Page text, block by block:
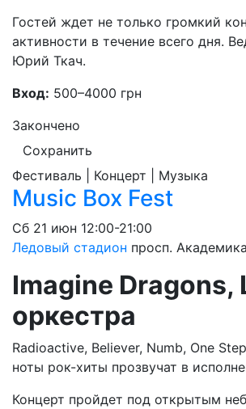
Гостей ждет не только громкий
активности в течение всего
Юрий Ткач.
Вход: 500–4000 грн
Закончено
Сохранить
Фестиваль | Концерт | Музыка
Music Box Fest
Сб 21 июн 12:00-21:00
Ледовый стадион просп.
Imagine Dragons,
оркестра
Radioactive, Believer, Numb, One
ноты рок-хиты прозвучат в
Концерт пройдет под открытым